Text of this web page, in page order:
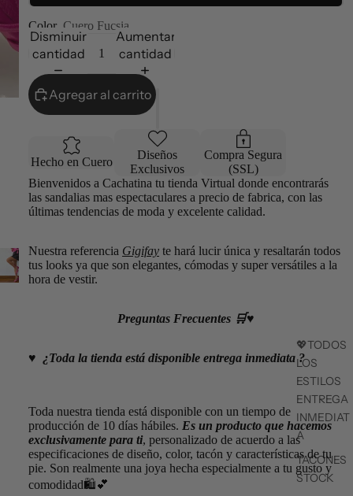
💖TODOS
LOS
ESTILOS
ENTREGA
INMEDIAT
A
TACONES
STOCK
Color Cuero Fucsia
Disminuir
cantidad
Aumentar
cantidad
Agregar al carrito
Hecho en Cuero
Diseños
Exclusivos
Compra Segura
(SSL)
Bienvenidos a Cachatina tu tienda Virtual donde encontrarás
las sandalias mas espectaculares a precio de fabrica, con las
últimas tendencias de moda y excelente calidad.
Nuestra referencia Gigifay te hará lucir única y resaltarán todos
tus looks ya que son elegantes, cómodas y super versátiles a la
hora de vestir.
Preguntas Frecuentes 🛒♥️
♥️ ¿Toda la tienda está disponible entrega inmediata ?
Toda nuestra tienda está disponible con un tiempo de
producción de 10 días hábiles. Es un producto que hacemos
exclusivamente para ti, personalizado de acuerdo a las
especificaciones de diseño, color, tacón y características de tu
pie. Son realmente una joya hecha especialmente a tu gusto y
comodidad🛍💕